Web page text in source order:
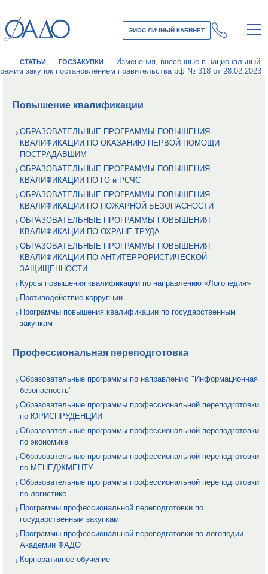
ЭИОС ЛИЧНЫЙ КАБИНЕТ
— СТАТЬИ — ГОСЗАКУПКИ — Изменения, внесенные в национальный
режим закупок постановлением правительства рф № 318 от 28.02.2023
Повышение квалификации
ОБРАЗОВАТЕЛЬНЫЕ ПРОГРАММЫ ПОВЫШЕНИЯ
КВАЛИФИКАЦИИ ПО ОКАЗАНИЮ ПЕРВОЙ ПОМОЩИ
ПОСТРАДАВШИМ
ОБРАЗОВАТЕЛЬНЫЕ ПРОГРАММЫ ПОВЫШЕНИЯ
КВАЛИФИКАЦИИ ПО ГО и РСЧС
ОБРАЗОВАТЕЛЬНЫЕ ПРОГРАММЫ ПОВЫШЕНИЯ
КВАЛИФИКАЦИИ ПО ПОЖАРНОЙ БЕЗОПАСНОСТИ
ОБРАЗОВАТЕЛЬНЫЕ ПРОГРАММЫ ПОВЫШЕНИЯ
КВАЛИФИКАЦИИ ПО ОХРАНЕ ТРУДА
ОБРАЗОВАТЕЛЬНЫЕ ПРОГРАММЫ ПОВЫШЕНИЯ
КВАЛИФИКАЦИИ ПО АНТИТЕРРОРИСТИЧЕСКОЙ
ЗАЩИЩЕННОСТИ
Курсы повышения квалификации по направлению «Логопедия»
Противодействие коррупции
Программы повышения квалификации по государственным
закупкам
Профессиональная переподготовка
Образовательные программы по направлению "Информационная
безопасность"
Образовательные программы профессиональной переподготовки
по ЮРИСПРУДЕНЦИИ
Образовательные программы профессиональной переподготовки
по экономике
Образовательные программы профессиональной переподготовки
по МЕНЕДЖМЕНТУ
Образовательные программы профессиональной переподготовки
по логистике
Программы профессиональной переподготовки по
государственным закупкам
Программы профессиональной переподготовки по логопедии
Академии ФАДО
Корпоративное обучение